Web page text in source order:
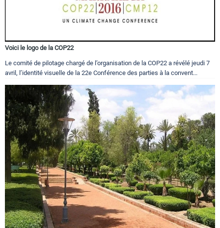
Voici le logo de la COP22
Le comité de pilotage chargé de l’organisation de la COP22 a révélé jeudi 7
avril, l’identité visuelle de la 22e Conférence des parties à la convent...